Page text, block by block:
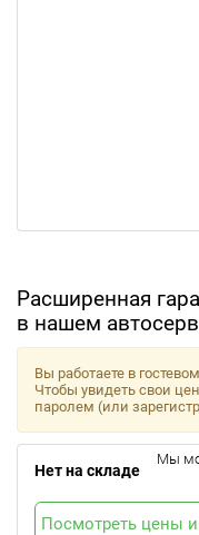
Расширенная
в нашем
Вы работаете в
Чтобы увидеть свои
паролем (или
Нет на складе
Мы
Посмотреть цены